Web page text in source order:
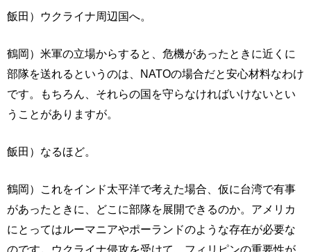
飯田）ウクライナ周辺国へ。
鶴岡）米軍の立場からすると、危機があったときに近くに
部隊を送れるというのは、NATOの場合だと安心材料なわけ
です。もちろん、それらの国を守らなければいけないとい
うことがありますが。
飯田）なるほど。
鶴岡）これをインド太平洋で考えた場合、仮に台湾で有事
があったときに、どこに部隊を展開できるのか。アメリカ
にとってはルーマニアやポーランドのような存在が必要な
のです。ウクライナ侵攻を受けて、フィリピンの重要性が